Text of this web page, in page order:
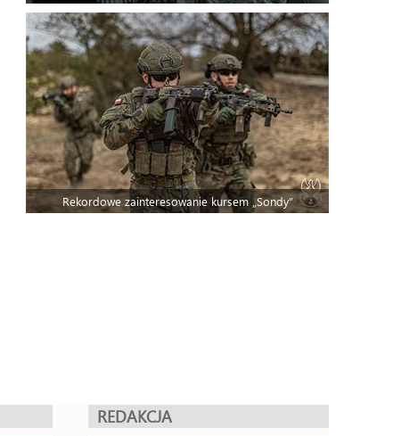
Rekordowe zainteresowanie kursem „Sondy”
REDAKCJA